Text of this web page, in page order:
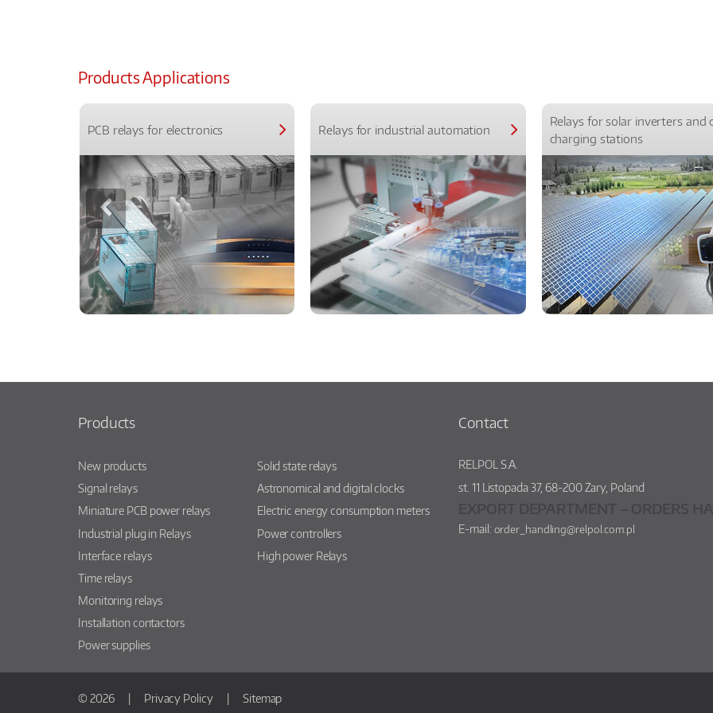
Products Applications
PCB relays for electronics Relays for industrial automation
Relays for solar inverters and
charging stations
Products
New products
Signal relays
Miniature PCB power relays
Industrial plug in Relays
Interface relays
Time relays
Monitoring relays
Installation contactors
Power supplies
Solid state relays
Astronomical and digital clocks
Electric energy consumption meters
Power controllers
High power Relays
Contact
RELPOL S.A.
st. 11 Listopada 37,68-200Żary, Poland
E-mail: order_handling@relpol.com.pl
© 2026 Privacy Policy Sitemap